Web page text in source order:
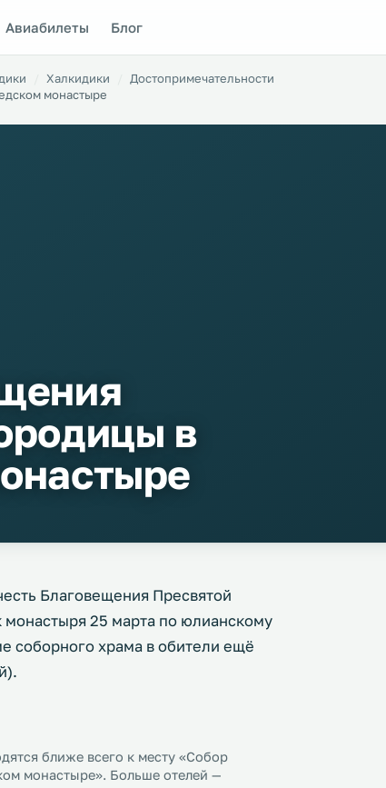
Авиабилеты Блог
Халкидики
Достопримечательности
монастыре
в
Благовещения Пресвятой
25 марта по юлианскому
соборного храма в обители ещё
ближе всего к месту «Собор
монастыре». Больше отелей —